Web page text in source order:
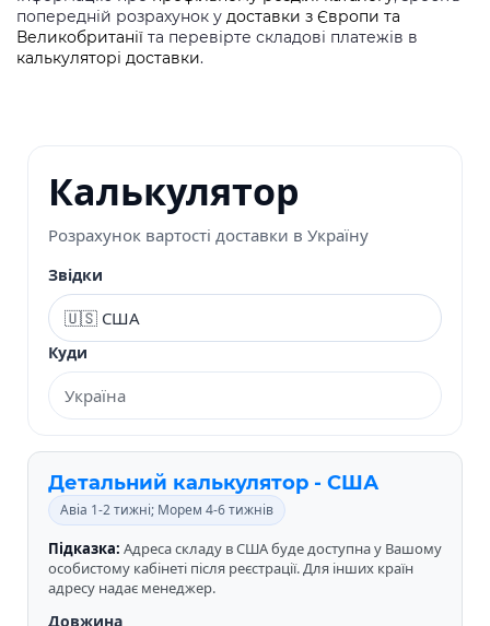
попередній розрахунок у доставки з Європи та
Великобританії та перевірте складові платежів в
калькуляторі доставки.
Калькулятор
Розрахунок вартості доставки в Україну
Звідки
Куди
Детальний калькулятор - США
Авіа 1-2 тижні; Морем 4-6 тижнів
Підказка: Адреса складу в США буде доступна у Вашому
особистому кабінеті після реєстрації. Для інших країн
адресу надає менеджер.
Довжина